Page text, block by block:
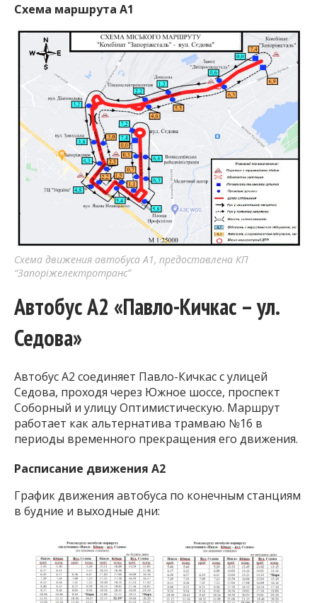
Схема маршрута А1
Схема движения автобуса А1, предоставлена КП
“Запоріжелектротранс”
Автобус А2 «Павло-Кичкас – ул.
Седова»
Автобус А2 соединяет Павло-Кичкас с улицей
Седова, проходя через Южное шоссе, проспект
Соборный и улицу Оптимистическую. Маршрут
работает как альтернатива трамваю №16 в
периоды временного прекращения его движения.
Расписание движения А2
График движения автобуса по конечным станциям
в будние и выходные дни: